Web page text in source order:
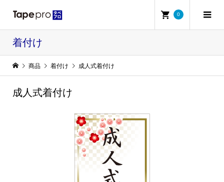
0
着付け
商品 着付け 成人式着付け
成人式着付け